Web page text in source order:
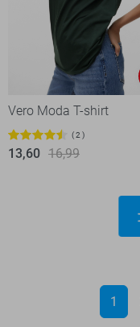
Vero Moda T-shirt
2
13,60 16,99
1